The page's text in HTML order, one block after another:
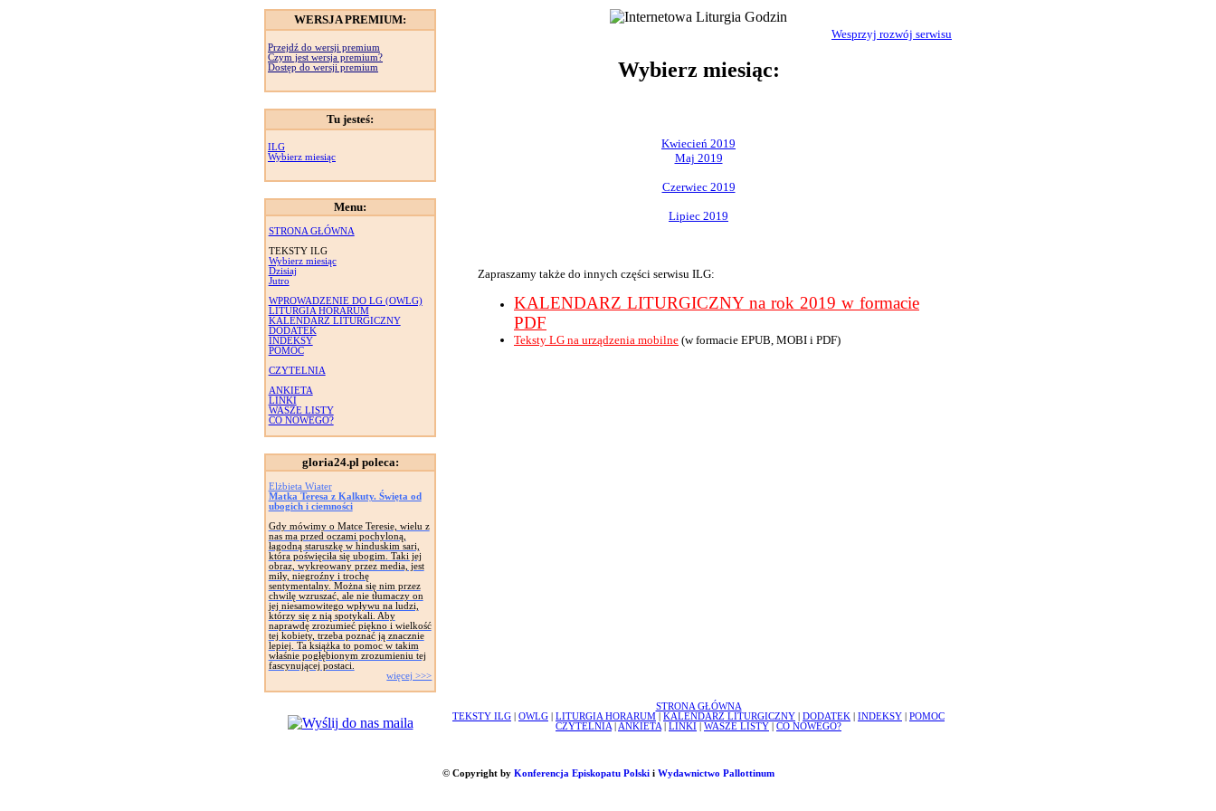
WERSJA PREMIUM:
Przejdź do wersji premium
Czym jest wersja premium?
Dostęp do wersji premium
Tu jesteś:
ILG
Wybierz miesiąc
Menu:
STRONA GŁÓWNA
TEKSTY ILG
Wybierz miesiąc
Dzisiaj
Jutro
WPROWADZENIE DO LG (OWLG)
LITURGIA HORARUM
KALENDARZ LITURGICZNY
DODATEK
INDEKSY
POMOC
CZYTELNIA
ANKIETA
LINKI
WASZE LISTY
CO NOWEGO?
gloria24.pl poleca:
Elżbieta Wiater
Matka Teresa z Kalkuty. Święta od
ubogich i ciemności
Gdy mówimy o Matce Teresie, wielu z
nas ma przed oczami pochyloną,
łagodną staruszkę w hinduskim sari,
która poświęciła się ubogim. Taki jej
obraz, wykreowany przez media, jest
miły, niegroźny i trochę
sentymentalny. Można się nim przez
chwilę wzruszać, ale nie tłumaczy on
jej niesamowitego wpływu na ludzi,
którzy się z nią spotykali. Aby
naprawdę zrozumieć piękno i wielkość
tej kobiety, trzeba poznać ją znacznie
lepiej. Ta książka to pomoc w takim
właśnie pogłębionym zrozumieniu tej
fascynującej postaci.
więcej >>>
Wesprzyj rozwój serwisu
Wybierz miesiąc:
Kwiecień 2019
Maj 2019
Czerwiec 2019
Lipiec 2019
Zapraszamy także do innych części serwisu ILG:
KALENDARZ LITURGICZNY na rok 2019 w formacie
PDF
Teksty LG na urządzenia mobilne (w formacie EPUB, MOBI i PDF)
STRONA GŁÓWNA
TEKSTY ILG
OWLG LITURGIA HORARUM KALENDARZ LITURGICZNY DODATEK INDEKSY
POMOC
CZYTELNIA
ANKIETA LINKI WASZE LISTY CO NOWEGO?
© Copyright by Konferencja Episkopatu Polskii Wydawnictwo Pallottinum